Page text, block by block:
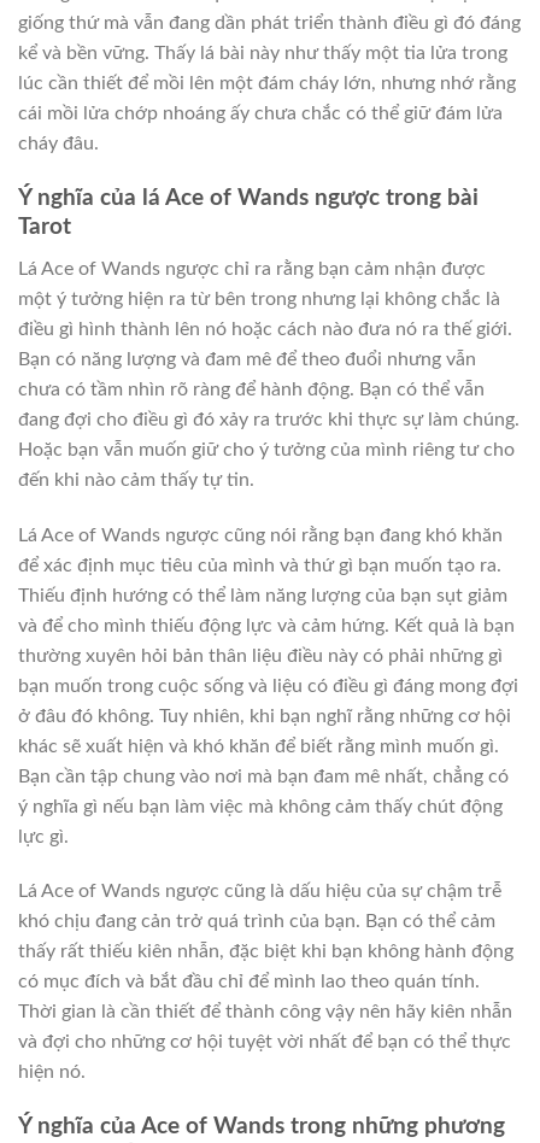
giống thứ mà vẫn đang dần phát triển thành điều gì đó đáng
kể và bền vững. Thấy lá bài này như thấy một tia lửa trong
lúc cần thiết để mồi lên một đám cháy lớn, nhưng nhớ rằng
cái mồi lửa chớp nhoáng ấy chưa chắc có thể giữ đám lửa
cháy đâu.
Ý nghĩa của lá Ace of Wands ngược trong bài
Tarot
Lá Ace of Wands ngược chỉ ra rằng bạn cảm nhận được
một ý tưởng hiện ra từ bên trong nhưng lại không chắc là
điều gì hình thành lên nó hoặc cách nào đưa nó ra thế giới.
Bạn có năng lượng và đam mê để theo đuổi nhưng vẫn
chưa có tầm nhìn rõ ràng để hành động. Bạn có thể vẫn
đang đợi cho điều gì đó xảy ra trước khi thực sự làm chúng.
Hoặc bạn vẫn muốn giữ cho ý tưởng của mình riêng tư cho
đến khi nào cảm thấy tự tin.
Lá Ace of Wands ngược cũng nói rằng bạn đang khó khăn
để xác định mục tiêu của mình và thứ gì bạn muốn tạo ra.
Thiếu định hướng có thể làm năng lượng của bạn sụt giảm
và để cho mình thiếu động lực và cảm hứng. Kết quả là bạn
thường xuyên hỏi bản thân liệu điều này có phải những gì
bạn muốn trong cuộc sống và liệu có điều gì đáng mong đợi
ở đâu đó không. Tuy nhiên, khi bạn nghĩ rằng những cơ hội
khác sẽ xuất hiện và khó khăn để biết rằng mình muốn gì.
Bạn cần tập chung vào nơi mà bạn đam mê nhất, chẳng có
ý nghĩa gì nếu bạn làm việc mà không cảm thấy chút động
lực gì.
Lá Ace of Wands ngược cũng là dấu hiệu của sự chậm trễ
khó chịu đang cản trở quá trình của bạn. Bạn có thể cảm
thấy rất thiếu kiên nhẫn, đặc biệt khi bạn không hành động
có mục đích và bắt đầu chỉ để mình lao theo quán tính.
Thời gian là cần thiết để thành công vậy nên hãy kiên nhẫn
và đợi cho những cơ hội tuyệt vời nhất để bạn có thể thực
hiện nó.
Ý nghĩa của Ace of Wands trong những phương